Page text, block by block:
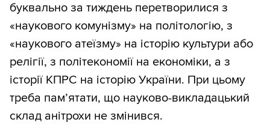
буквально за тиждень перетворилися з
«наукового комунізму» на політологію, з
«наукового атеїзму» на історію культури або
релігії, з політекономії на економіки, а з
історії КПРС на історію України. При цьому
треба пам’ятати, що науково-викладацький
склад анітрохи не змінився.